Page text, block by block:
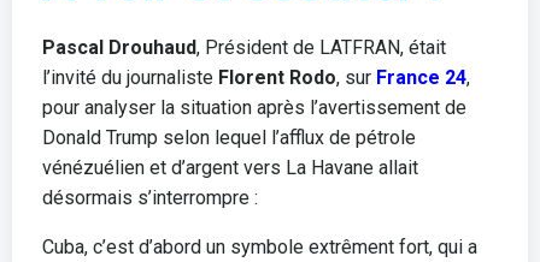
Pascal Drouhaud, Président de LATFRAN, était
l’invité du journaliste Florent Rodo, sur France 24,
pour analyser la situation après l’avertissement de
Donald Trump selon lequel l’afflux de pétrole
vénézuélien et d’argent vers La Havane allait
désormais s’interrompre :
Cuba, c’est d’abord un symbole extrêment fort, qui a